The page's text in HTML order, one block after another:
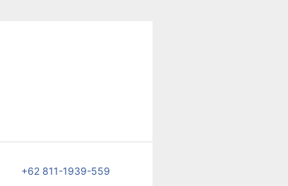
+62 811-1939-559